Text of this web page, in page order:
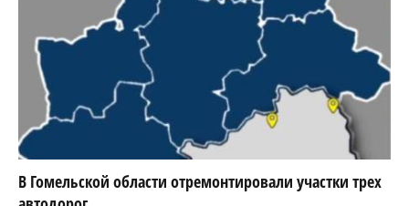
В Гомельской области отремонтировали участки трех